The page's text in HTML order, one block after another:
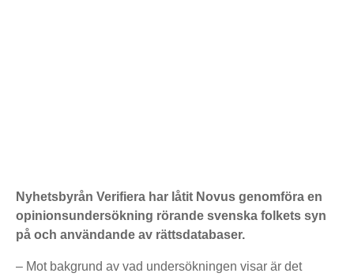
Nyhetsbyrån Verifiera har låtit Novus genomföra en
opinionsundersökning rörande svenska folkets syn
på och användande av rättsdatabaser.
– Mot bakgrund av vad undersökningen visar är det